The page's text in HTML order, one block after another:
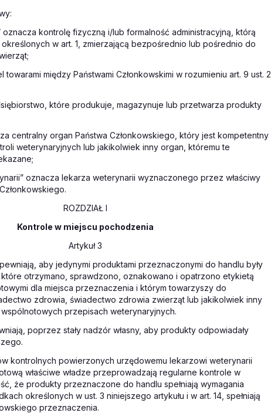
oznacza kontrolę fizyczną i/lub formalność administracyjną, którą
w art. 1, zmierzającą bezpośrednio lub pośrednio do
towarami między Państwami Członkowskimi w rozumieniu art. 9 ust. 2
które produkuje, magazynuje lub przetwarza produkty
centralny organ Państwa Członkowskiego, który jest kompetentny
weterynaryjnych lub jakikolwiek inny organ, któremu te
oznacza lekarza weterynarii wyznaczonego przez właściwy
ROZDZIAŁ I
Kontrole w miejscu pochodzenia
Artykuł 3
aby jedynymi produktami przeznaczonymi do handlu były
otrzymano, sprawdzono, oznakowano i opatrzono etykietą
dla miejsca przeznaczenia i którym towarzyszy do
zdrowia, świadectwo zdrowia zwierząt lub jakikolwiek inny
przepisach weterynaryjnych.
poprzez stały nadzór własny, aby produkty odpowiadały
kontrolnych powierzonych urzędowemu lekarzowi weterynarii
właściwe władze przeprowadzają regularne kontrole w
że produkty przeznaczone do handlu spełniają wymagania
określonych w ust. 3 niniejszego artykułu i w art. 14, spełniają
przeznaczenia.